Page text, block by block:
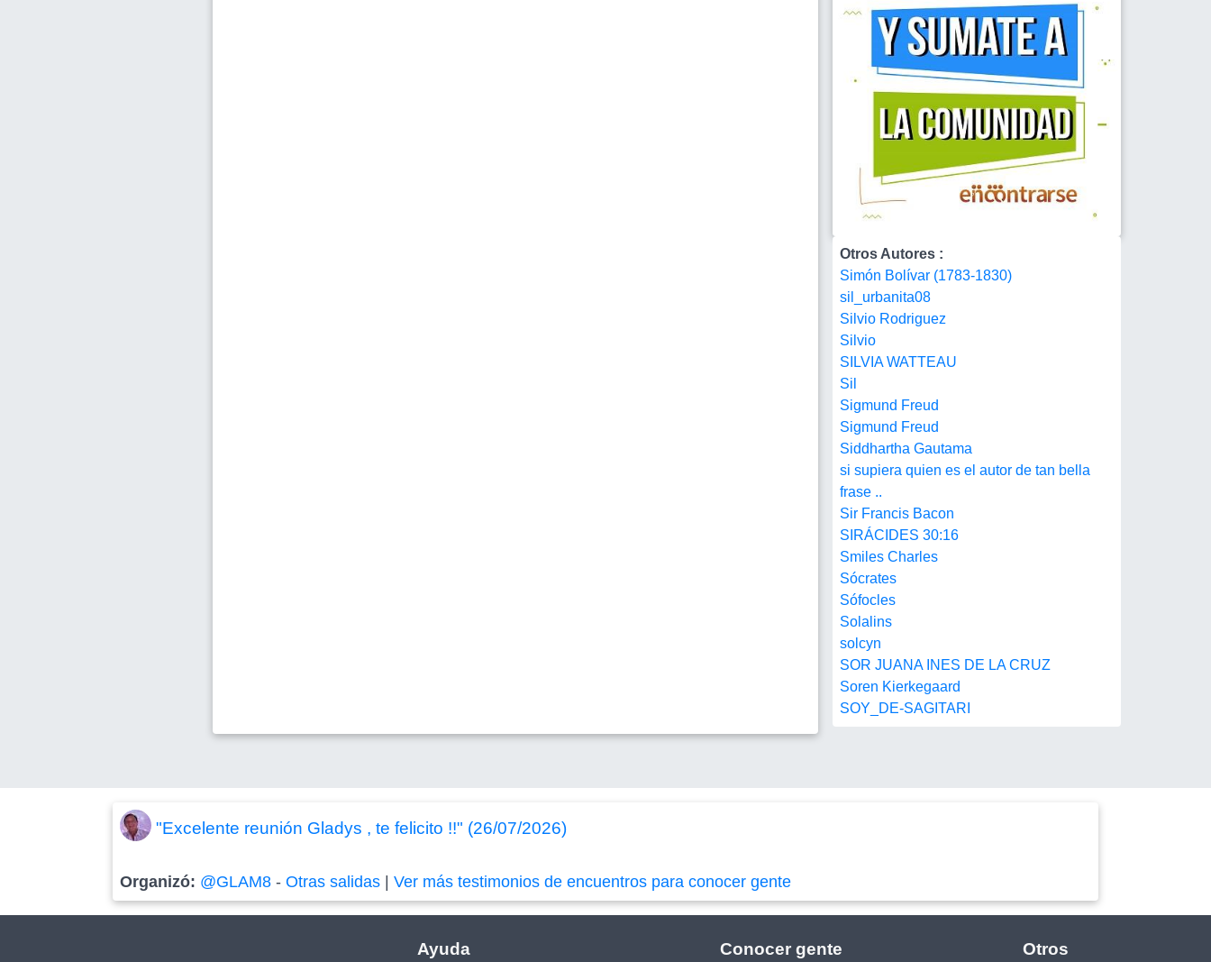
Otros Autores :
Simón Bolívar (1783-1830)
sil_urbanita08
Silvio Rodriguez
Silvio
SILVIA WATTEAU
Sil
Sigmund Freud
Sigmund Freud
Siddhartha Gautama
si supiera quien es el autor de tan bella
frase ..
Sir Francis Bacon
SIRÁCIDES 30:16
Smiles Charles
Sócrates
Sófocles
Solalins
solcyn
SOR JUANA INES DE LA CRUZ
Soren Kierkegaard
SOY_DE-SAGITARI
"Excelente reunión Gladys , te felicito !!" (26/07/2026)
Organizó: @GLAM8 -Otras salidas |Ver más testimonios de encuentros para conocer gente
Ayuda Conocer gente Otros